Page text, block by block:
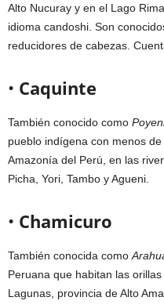
Alto Nucuray y en el Lago
idioma candoshi. Son
reducidores de cabezas.
• Caquinte
También conocido como
pueblo indígena con menos
Amazonía del Perú, en las
Picha, Yori, Tambo y Agueni.
• Chamicuro
También conocida como
Peruana que habitan las
Lagunas, provincia de Alto